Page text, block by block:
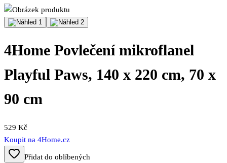
4Home Povlečení mikroflanel
Playful Paws, 140 x 220 cm, 70 x
90 cm
529 Kč
Koupit na 4Home.cz
Přidat do oblíbených